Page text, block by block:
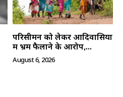
परिसीमन को लेकर आदिवासियों
में भ्रम फैलाने के आरोप,...
August 6, 2026